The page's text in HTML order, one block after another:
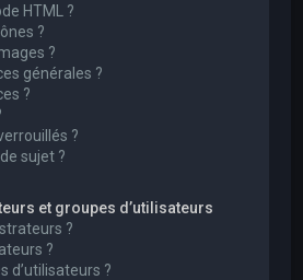
HTML ?
?
?
générales ?
?
?
sujet ?
et groupes d’utilisateurs
?
?
d’utilisateurs ?